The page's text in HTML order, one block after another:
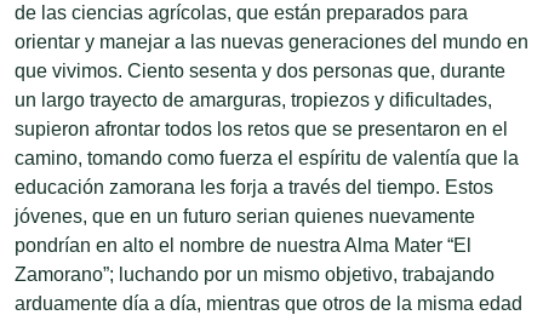
de las ciencias agrícolas, que están preparados para
orientar y manejar a las nuevas generaciones del mundo en
que vivimos. Ciento sesenta y dos personas que, durante
un largo trayecto de amarguras, tropiezos y dificultades,
supieron afrontar todos los retos que se presentaron en el
camino, tomando como fuerza el espíritu de valentía que la
educación zamorana les forja a través del tiempo. Estos
jóvenes, que en un futuro serian quienes nuevamente
pondrían en alto el nombre de nuestra Alma Mater “El
Zamorano”; luchando por un mismo objetivo, trabajando
arduamente día a día, mientras que otros de la misma edad